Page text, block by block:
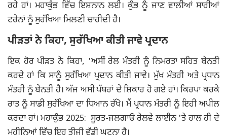
ਰਹੇ ਹਾਂ। ਮਹਾਕੁੰਭ ਵਿੱਚ ਇਸ਼ਨਾਨ ਲਈ। ਕੁੰਭ ਨੂੰ ਜਾਣ ਵਾਲੀਆਂ ਸਾਰੀਆਂ
ਟਰੇਨਾਂ ਨੂੰ ਸੁਰੱਖਿਆ ਮਿਲਣੀ ਚਾਹੀਦੀ ਹੈ।
ਪੀੜਤਾਂ ਨੇ ਕਿਹਾ, ਸੁਰੱਖਿਆ ਕੀਤੀ ਜਾਵੇ ਪ੍ਰਦਾਨ
ਇਕ ਹੋਰ ਪੀੜਤ ਨੇ ਕਿਹਾ, 'ਅਸੀਂ ਰੇਲ ਮੰਤਰੀ ਨੂੰ ਨਿਮਰਤਾ ਸਹਿਤ ਬੇਨਤੀ
ਕਰਦੇ ਹਾਂ ਕਿ ਸਾਨੂੰ ਸੁਰੱਖਿਆ ਪ੍ਰਦਾਨ ਕੀਤੀ ਜਾਵੇ। ਮੁੱਖ ਮੰਤਰੀ ਅਤੇ ਪ੍ਰਧਾਨ
ਮੰਤਰੀ ਨੂੰ ਬੇਨਤੀ ਹੈ। ਅੱਜ ਅਸੀਂ ਪੱਥਰਾਂ ਦੇ ਸ਼ਿਕਾਰ ਹੋ ਗਏ ਹਾਂ। ਕਿਰਪਾ ਕਰਕੇ
ਰਾਤ ਨੂੰ ਸਾਡੀ ਸੁਰੱਖਿਆ ਦਾ ਧਿਆਨ ਰੱਖੋ। ਮੈਂ ਪ੍ਰਧਾਨ ਮੰਤਰੀ ਨੂੰ ਇਹੀ ਅਪੀਲ
ਕਰਦਾ ਹਾਂ। ਮਹਾਕੁੰਭ 2025: ਸੂਰਤ-ਜਲਗਾਓਂ ਰੇਲਵੇ ਲਾਈਨ 'ਤੇ ਹਾਲ ਹੀ ਦੇ